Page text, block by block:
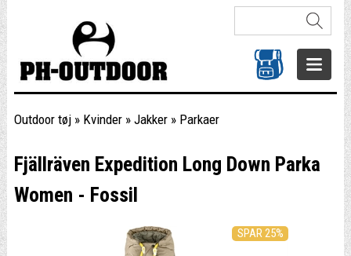
Outdoor tøj» Kvinder» Jakker» Parkaer
Fjällräven Expedition Long Down Parka
Women - Fossil
SPAR 25%